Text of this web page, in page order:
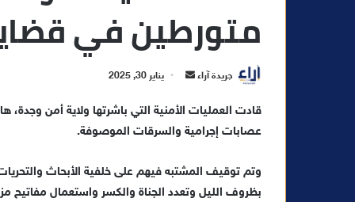
متورطين في
جريدة آراء
س
ل
ر
ي
يناير 30, 2025
عصابات إجرامية والسرقات الموصوفة.
وتم توقيف المشتبه فيهم على خلفية الأبحاث
بظروف الليل وتعدد الجناة والكسر واستعمال مفاتيح